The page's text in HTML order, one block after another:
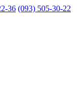
36 (093) 505-30-22